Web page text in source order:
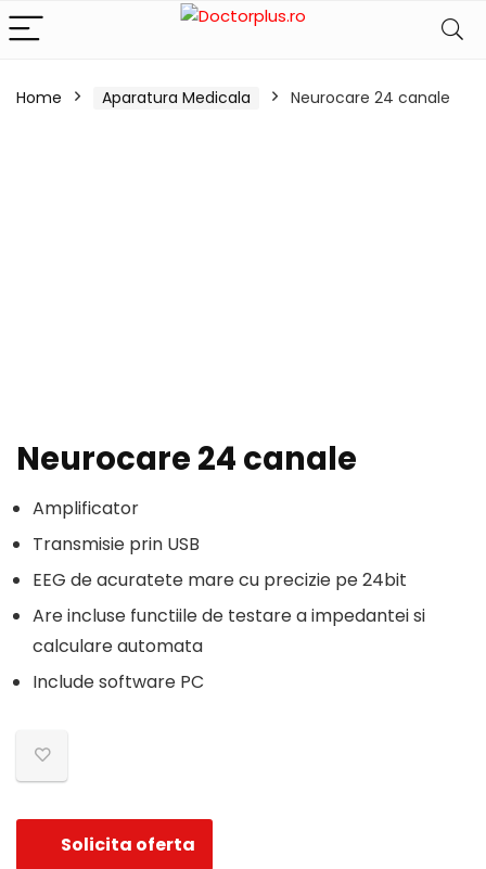
Home Aparatura Medicala Neurocare 24 canale
Neurocare 24 canale
Amplificator
Transmisie prin USB
EEG de acuratete mare cu precizie pe 24bit
Are incluse functiile de testare a impedantei si
calculare automata
Include software PC
Solicita oferta